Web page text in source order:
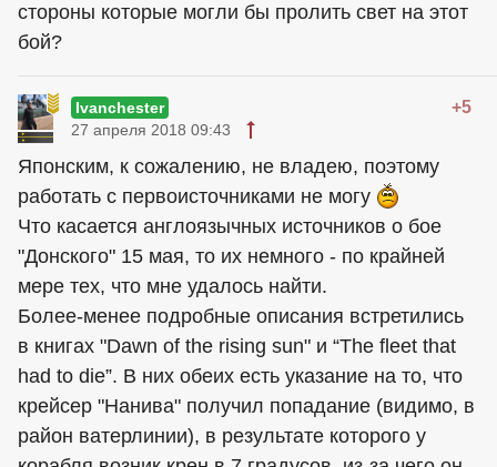
стороны которые могли бы пролить свет на этот
бой?
Ivanchester +5
27 апреля 2018 09:43
Японским, к сожалению, не владею, поэтому
работать с первоисточниками не могу
Что касается англоязычных источников о бое
"Донского" 15 мая, то их немного - по крайней
мере тех, что мне удалось найти.
Более-менее подробные описания встретились
в книгах "Dawn of the rising sun" и “The fleet that
had to die”. В них обеих есть указание на то, что
крейсер "Нанива" получил попадание (видимо, в
район ватерлинии), в результате которого у